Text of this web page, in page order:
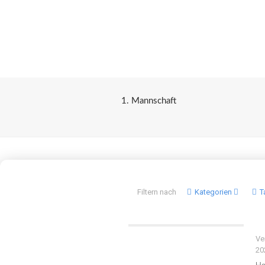
1. Mannschaft
Filtern nach Kategorien